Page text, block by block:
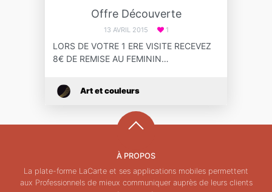
Offre Découverte
13 AVRIL 2015 1
LORS DE VOTRE 1 ERE VISITE RECEVEZ
8€ DE REMISE AU FEMININ…
Art et couleurs
À PROPOS
La plate-forme LaCarte et ses applications mobiles permettent
aux Professionnels de mieux communiquer auprès de leurs clients